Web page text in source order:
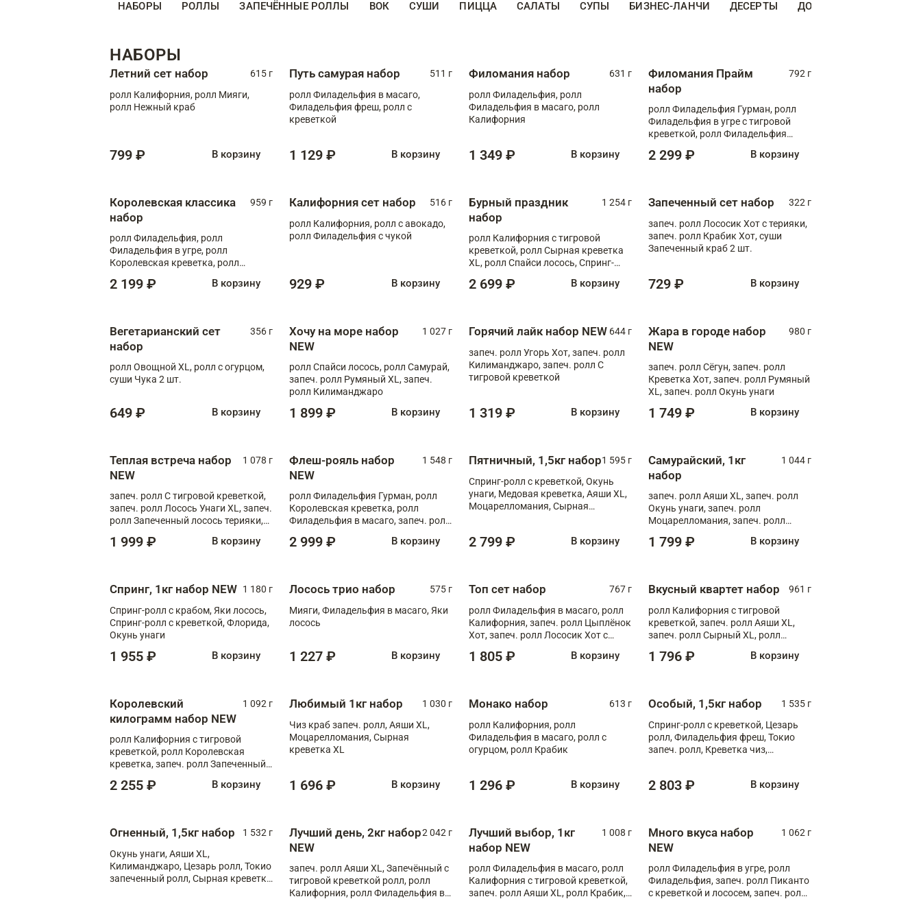
НАБОРЫ РОЛЛЫ ЗАПЕЧЁННЫЕ РОЛЛЫ ВОК СУШИ ПИЦЦА САЛАТЫ СУПЫ БИЗНЕС-ЛАНЧИ ДЕСЕРТЫ ДОПОЛНИТЕЛЬНО
НАБОРЫ
Летний сет набор
615 г
ролл Калифорния, ролл Мияги,
ролл Нежный краб
799 ₽ В корзину
Путь самурая набор
511 г
ролл Филадельфия в масаго,
Филадельфия фреш, ролл с
креветкой
1 129 ₽ В корзину
Филомания набор
631 г
ролл Филадельфия, ролл
Филадельфия в масаго, ролл
Калифорния
1 349 ₽ В корзину
Филомания Прайм
набор
792 г
ролл Филадельфия Гурман, ролл
Филадельфия в угре с тигровой
креветкой, ролл Филадельфия
2 299 ₽ В корзину
Королевская классика
набор
959 г
ролл Филадельфия, ролл
Филадельфия в угре, ролл
Королевская креветка, ролл
2 199 ₽ В корзину
Калифорния сет набор
516 г
ролл Калифорния, ролл с авокадо,
ролл Филадельфия с чукой
929 ₽ В корзину
Бурный праздник
набор
1 254 г
ролл Калифорния с тигровой
креветкой, ролл Сырная креветка
XL, ролл Спайси лосось, Спринг-
Медовая креветка
2 699 ₽ В корзину
Запеченный сет набор
322 г
запеч. ролл Лососик Хот с терияки,
запеч. ролл Крабик Хот, суши
Запеченный краб 2 шт.
729 ₽ В корзину
Вегетарианский сет
набор
356 г
ролл Овощной XL, ролл с огурцом,
суши Чука 2 шт.
649 ₽ В корзину
Хочу на море набор
NEW
1 027 г
ролл Спайси лосось, ролл Самурай,
запеч. ролл Румяный XL, запеч.
ролл Килиманджаро
1 899 ₽ В корзину
Горячий лайк набор NEW 644 г
запеч. ролл Угорь Хот, запеч. ролл
Килиманджаро, запеч. ролл С
тигровой креветкой
1 319 ₽ В корзину
Жара в городе набор
NEW
980 г
запеч. ролл Сёгун, запеч. ролл
Креветка Хот, запеч. ролл Румяный
XL, запеч. ролл Окунь унаги
1 749 ₽ В корзину
Теплая встреча набор
NEW
1 078 г
запеч. ролл С тигровой креветкой,
запеч. ролл Лосось Унаги XL, запеч.
ролл Запеченный лосось терияки,
1 999 ₽ В корзину
Флеш-рояль набор
NEW
1 548 г
ролл Филадельфия Гурман, ролл
Королевская креветка, ролл
Филадельфия в масаго, запеч. ролл
Тигровая креветка с моцареллой,
2 999 ₽ В корзину
Пятничный, 1,5кг набор1 595 г
Спринг-ролл с креветкой, Окунь
унаги, Медовая креветка, Аяши XL,
Моцарелломания, Сырная
2 799 ₽ В корзину
Самурайский, 1кг
набор
1 044 г
запеч. ролл Аяши XL, запеч. ролл
Окунь унаги, запеч. ролл
Моцарелломания, запеч. ролл
1 799 ₽ В корзину
Спринг, 1кг набор NEW 1 180 г
Спринг-ролл с крабом, Яки лосось,
Спринг-ролл с креветкой, Флорида,
Окунь унаги
1 955 ₽ В корзину
Лосось трио набор
575 г
Мияги, Филадельфия в масаго, Яки
лосось
1 227 ₽ В корзину
Топ сет набор
767 г
ролл Филадельфия в масаго, ролл
Калифорния, запеч. ролл Цыплёнок
Хот, запеч. ролл Лососик Хот с
1 805 ₽ В корзину
Вкусный квартет набор
961 г
ролл Калифорния с тигровой
креветкой, запеч. ролл Аяши XL,
запеч. ролл Сырный XL, ролл
1 796 ₽ В корзину
Королевский
килограмм набор NEW
1 092 г
ролл Калифорния с тигровой
креветкой, ролл Королевская
креветка, запеч. ролл Запеченный
XL, запеч. ролл Крабик Хот
2 255 ₽ В корзину
Любимый 1кг набор
1 030 г
Чиз краб запеч. ролл, Аяши XL,
Моцарелломания, Сырная
креветка XL
1 696 ₽ В корзину
Монако набор
613 г
ролл Калифорния, ролл
Филадельфия в масаго, ролл с
огурцом, ролл Крабик
1 296 ₽ В корзину
Особый, 1,5кг набор
1 535 г
Спринг-ролл с креветкой, Цезарь
ролл, Филадельфия фреш, Токио
запеч. ролл, Креветка чиз,
2 803 ₽ В корзину
Огненный, 1,5кг набор
1 532 г
Окунь унаги, Аяши XL,
Килиманджаро, Цезарь ролл, Токио
запеченный ролл, Сырная креветка
Лучший день, 2кг набор
NEW
2 042 г
запеч. ролл Аяши XL, Запечённый с
тигровой креветкой ролл, ролл
Калифорния, ролл Филадельфия в
Лучший выбор, 1кг
набор NEW
1 008 г
ролл Филадельфия в масаго, ролл
Калифорния с тигровой креветкой,
запеч. ролл Аяши XL, ролл Крабик,
Много вкуса набор
NEW
1 062 г
ролл Филадельфия в угре, ролл
Филадельфия, запеч. ролл Пиканто
с креветкой и лососем, запеч. ролл